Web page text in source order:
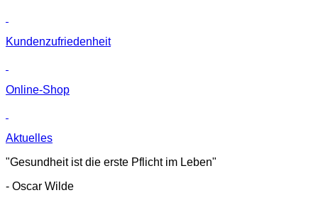
Kunden­zufriedenheit
Online-Shop
Aktuelles
"Gesundheit ist die erste Pflicht im Leben"
- Oscar Wilde